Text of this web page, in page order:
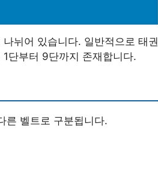
뉘어 있습니다. 일반적으로 태권
단부터 9단까지 존재합니다.
른 벨트로 구분됩니다.